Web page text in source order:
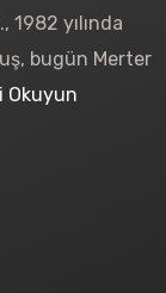
1982 yılında
bugün Merter
Okuyun